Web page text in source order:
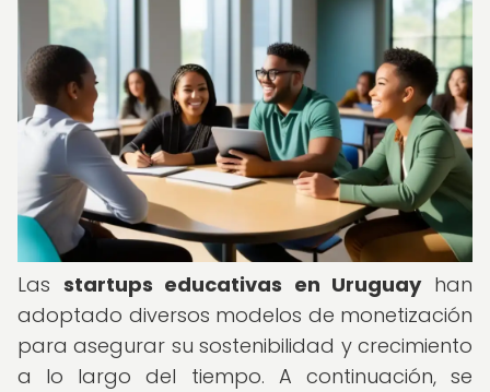
Las startups educativas en Uruguayhan
adoptado diversos modelos de monetización
para asegurar su sostenibilidad y crecimiento
a lo largo del tiempo. A continuación, se